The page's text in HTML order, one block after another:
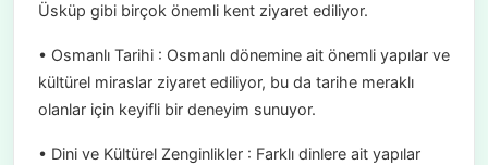
Üsküp gibi birçok önemli kent ziyaret ediliyor.
• Osmanlı Tarihi : Osmanlı dönemine ait önemli yapılar ve
kültürel miraslar ziyaret ediliyor, bu da tarihe meraklı
olanlar için keyifli bir deneyim sunuyor.
• Dini ve Kültürel Zenginlikler : Farklı dinlere ait yapılar